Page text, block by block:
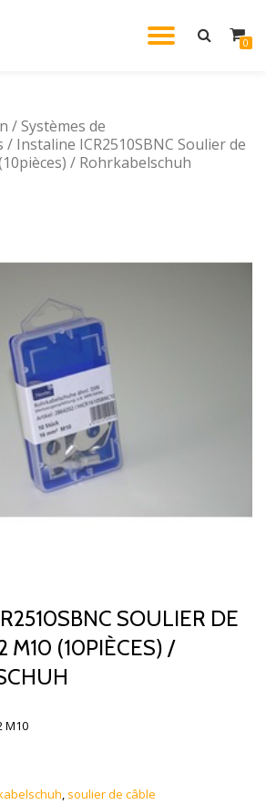
0
/Systèmes de
/ Instaline ICR2510SBNC Soulier de
/ Rohrkabelschuh
SOULIER DE
M10 (10PIÈCES) /
M10
, soulier de câble